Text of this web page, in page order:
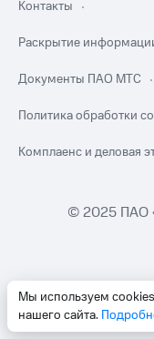
Мы используем
нашего сайта.
Контакты
Раскрытие
Документы ПАО МТС
Политика обработки
Комплаенс и деловая
© 2025 ПАО